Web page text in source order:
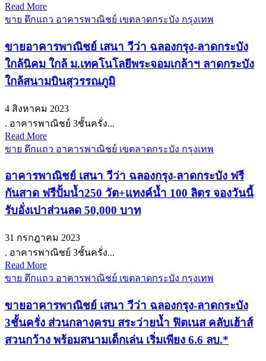
Read More
ขาย ตึกแถว อาคารพาณิชย์ เขตลาดกระบัง กรุงเทพ
ขายอาคารพาณิชย์ เสนา วีว่า ฉลองกรุง-ลาดกระบัง
ใกล้นิคม ใกล้ ม.เทคโนโลยีพระจอมเกล้าฯ ลาดกระบัง
ใกล้สนามบินสุวรรณภูมิ
4 สิงหาคม 2023
. อาคารพาณิชย์ 3ชั้นครั่ง...
Read More
ขาย ตึกแถว อาคารพาณิชย์ เขตลาดกระบัง กรุงเทพ
อาคารพาณิชย์ เสนา วีว่า ฉลองกรุง-ลาดกระบัง ฟรี
กันสาด ฟรีปั้มน้ำ250 วัต+แทงค์น้ำ 100 ลิตร จองวันนี้
รับอั่งเปาส่วนลด 50,000 บาท
31 กรกฎาคม 2023
. อาคารพาณิชย์ 3ชั้นครั่ง...
Read More
ขาย ตึกแถว อาคารพาณิชย์ เขตลาดกระบัง กรุงเทพ
ขายอาคารพาณิชย์ เสนา วีว่า ฉลองกรุง-ลาดกระบัง
3ชั้นครั่ง ส่วนกลางครบ สระว่ายน้ำ ฟิตเนส คลับเฮ้าส์
สวนกว้าง พร้อมสนามเด็กเล่น เริ่มเพียง 6.6 ลบ.*